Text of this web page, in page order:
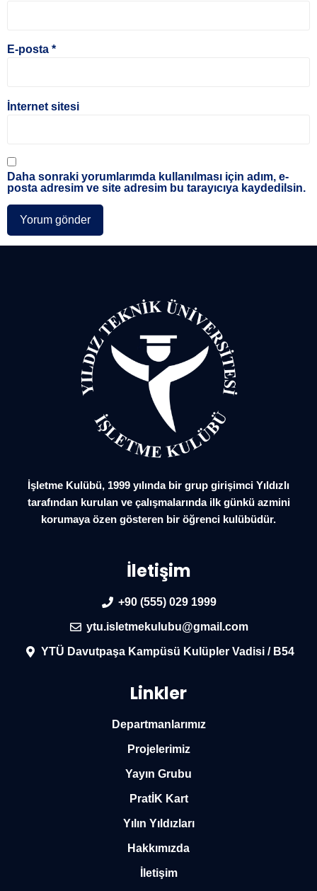
E-posta *
İnternet sitesi
Daha sonraki yorumlarımda kullanılması için adım, e-
posta adresim ve site adresim bu tarayıcıya kaydedilsin.
İşletme Kulübü, 1999 yılında bir grup girişimci Yıldızlı
tarafından kurulan ve çalışmalarında ilk günkü azmini
korumaya özen gösteren bir öğrenci kulübüdür.
İletişim
+90 (555) 029 1999
ytu.isletmekulubu@gmail.com
YTÜ Davutpaşa Kampüsü Kulüpler Vadisi / B54
Linkler
Departmanlarımız
Projelerimiz
Yayın Grubu
PratİK Kart
Yılın Yıldızları
Hakkımızda
İletişim